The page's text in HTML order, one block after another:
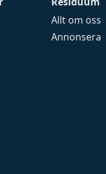
Allt om oss
Annonsera